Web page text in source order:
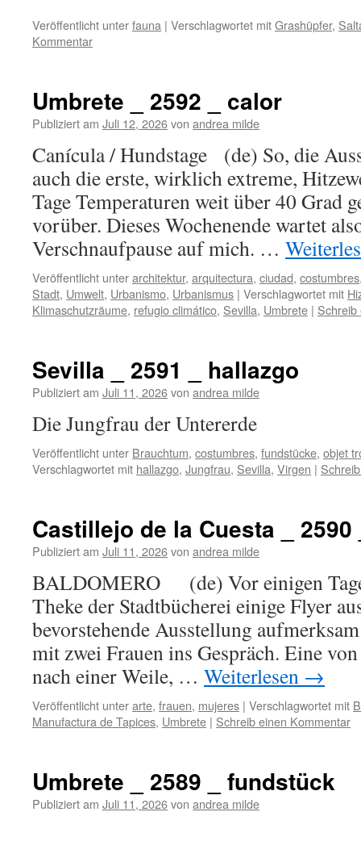
Veröffentlicht unterfauna | Verschlagwortet mitGrashüpfer,
Kommentar
Umbrete _ 2592 _ calor
Publiziert am Juli 12, 2026von andrea milde
Canícula / Hundstage (de) So, die
auch die erste, wirklich extreme,
Tage Temperaturen weit über 40 Grad
vorüber. Dieses Wochenende wartet
Verschnaufpause auf mich. …
Veröffentlicht unterarchitektur, arquitectura, ciudad, costumbres
Stadt, Umwelt, Urbanismo, Urbanismus | Verschlagwortet mit
Klimaschutzräume, refugio climático, Sevilla, Umbrete |
Sevilla _ 2591 _ hallazgo
Publiziert am Juli 11, 2026von andrea milde
Die Jungfrau der Untererde
Veröffentlicht unter Brauchtum, costumbres, fundstücke, objet
Verschlagwortet mit hallazgo, Jungfrau, Sevilla, Virgen |
Castillejo de la Cuesta _
Publiziert am Juli 11, 2026von andrea milde
BALDOMERO (de) Vor einigen
Theke der Stadtbücherei einige Flyer
bevorstehende Ausstellung
mit zwei Frauen ins Gespräch. Eine
nach einer Weile, … Weiterlesen →
Veröffentlicht unterarte, frauen, mujeres | Verschlagwortet mit
Manufactura de Tapices, Umbrete | Schreib einen Kommentar
Umbrete _ 2589 _ fundstück
Publiziert am Juli 11, 2026von andrea milde